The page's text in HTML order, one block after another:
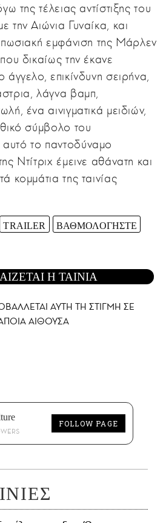
της τέλειας αντίστιξης του
την Αιώνια Γυναίκα, και
εμφάνιση της Μάρλεν
δικαίως την έκανε
επικίνδυνη σειρήνα,
λάγνα βαμπ,
ένα αινιγματικά μειδιών,
σύμβολο του
το παντοδύναμο
Ντίτριχ έμεινε αθάνατη και
κομμάτια της ταινίας
TRAILER ΒΑΘΜΟΛΟΓΗΣΤΕ
Η ΤΑΙΝΙΑ
AYTH ΤΗ ΣΤΙΓΜΗ ΣΕ
ΑΙΘΟΥΣΑ
FOLLOW PAGE